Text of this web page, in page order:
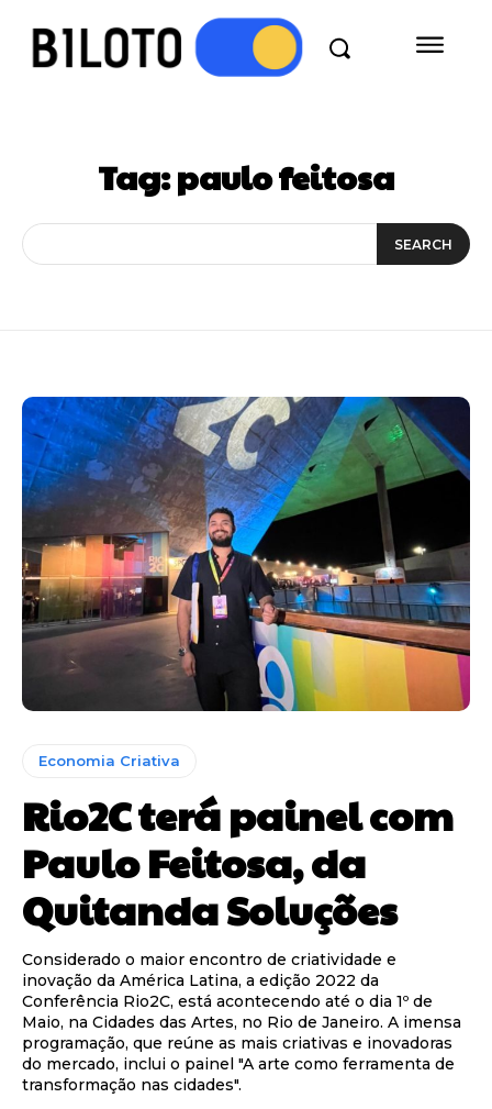
Tag:paulo feitosa
SEARCH
Economia Criativa
Rio2C terá painel com
Paulo Feitosa, da
Quitanda Soluções
Considerado o maior encontro de criatividade e
inovação da América Latina, a edição 2022 da
Conferência Rio2C, está acontecendo até o dia 1º de
Maio, na Cidades das Artes, no Rio de Janeiro. A imensa
programação, que reúne as mais criativas e inovadoras
do mercado, inclui o painel "A arte como ferramenta de
transformação nas cidades".